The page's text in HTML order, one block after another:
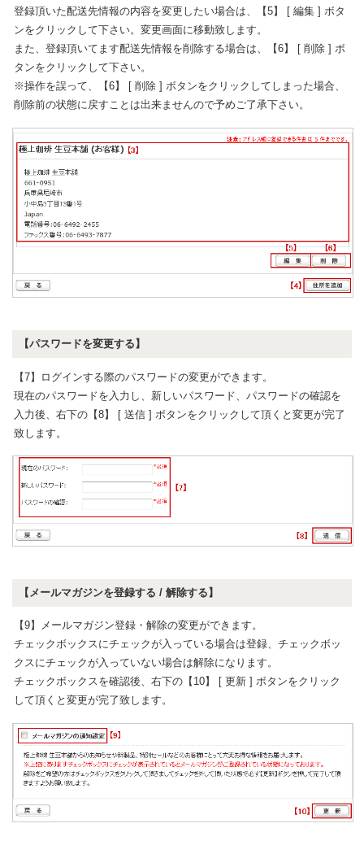
登録頂いた配送先情報の内容を変更したい場合は、【5】 [ 編集 ] ボタ
ンをクリックして下さい。変更画面に移動致します。
また、登録頂いてます配送先情報を削除する場合は、【6】 [ 削除 ] ボ
タンをクリックして下さい。
※操作を誤って、【6】 [ 削除 ] ボタンをクリックしてしまった場合、
削除前の状態に戻すことは出来ませんので予めご了承下さい。
【パスワードを変更する】
【7】ログインする際のパスワードの変更ができます。
現在のパスワードを入力し、新しいパスワード、パスワードの確認を
入力後、右下の【8】 [ 送信 ] ボタンをクリックして頂くと変更が完了
致します。
【メールマガジンを登録する / 解除する】
【9】メールマガジン登録・解除の変更ができます。
チェックボックスにチェックが入っている場合は登録、チェックボッ
クスにチェックが入っていない場合は解除になります。
チェックボックスを確認後、右下の【10】 [ 更新 ] ボタンをクリック
して頂くと変更が完了致します。